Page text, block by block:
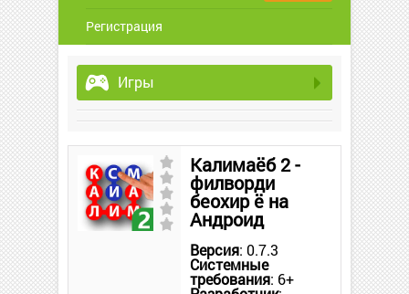
Регистрация
Игры
Калимаёб 2 -
филворди
беохир ё на
Андроид
Версия: 0.7.3
Системные
требования: 6+